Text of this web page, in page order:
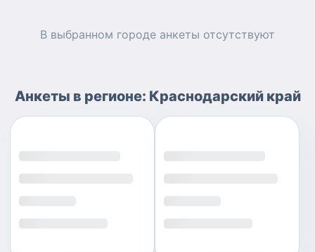
В выбранном городе анкеты отсутствуют
Анкеты в регионе: Краснодарский край